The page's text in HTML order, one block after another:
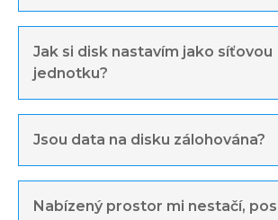
Jak si disk nastavím jako síťovou
jednotku?
Jsou data na disku zálohována?
Nabízený prostor mi nestačí,